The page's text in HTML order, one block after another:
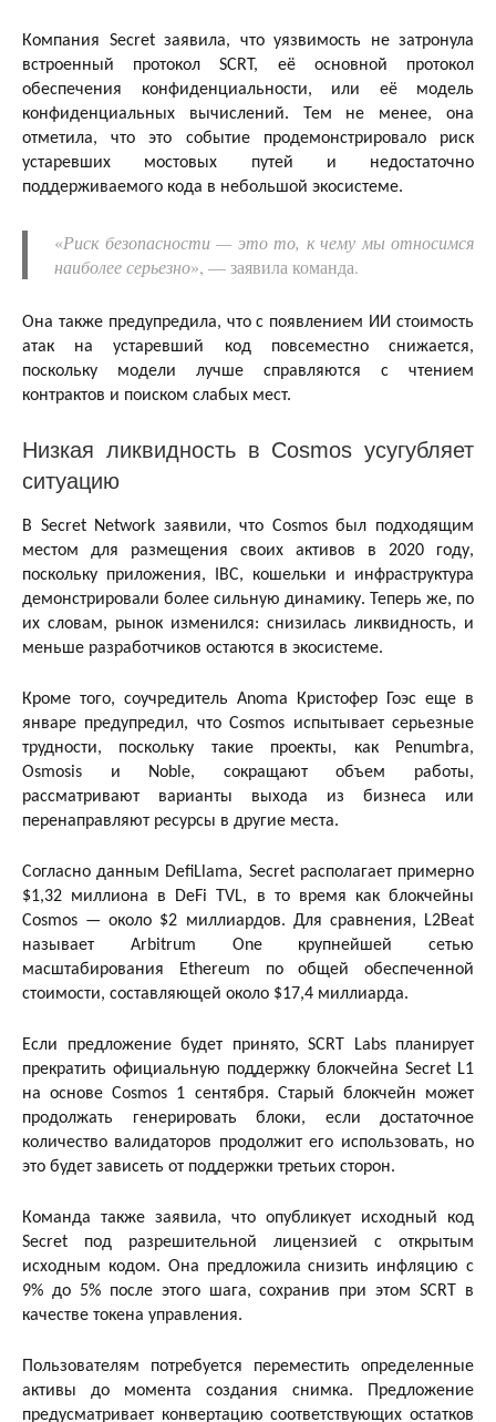
Компания Secret заявила, что уязвимость не затронула
встроенный протокол SCRT, её основной протокол
обеспечения конфиденциальности, или её модель
конфиденциальных вычислений. Тем не менее, она
отметила, что это событие продемонстрировало риск
устаревших мостовых путей и недостаточно
поддерживаемого кода в небольшой экосистеме.
«Риск безопасности — это то, к чему мы относимся
наиболее серьезно», — заявила команда.
Она также предупредила, что с появлением ИИ стоимость
атак на устаревший код повсеместно снижается,
поскольку модели лучше справляются с чтением
контрактов и поиском слабых мест.
Низкая ликвидность в Cosmos усугубляет
ситуацию
В Secret Network заявили, что Cosmos был подходящим
местом для размещения своих активов в 2020 году,
поскольку приложения, IBC, кошельки и инфраструктура
демонстрировали более сильную динамику. Теперь же, по
их словам, рынок изменился: снизилась ликвидность, и
меньше разработчиков остаются в экосистеме.
Кроме того, соучредитель Anoma Кристофер Гоэс еще в
январе предупредил, что Cosmos испытывает серьезные
трудности, поскольку такие проекты, как Penumbra,
Osmosis и Noble, сокращают объем работы,
рассматривают варианты выхода из бизнеса или
перенаправляют ресурсы в другие места.
Согласно данным DefiLlama, Secret располагает примерно
$1,32 миллиона в DeFi TVL, в то время как блокчейны
Cosmos — около $2 миллиардов. Для сравнения, L2Beat
называет Arbitrum One крупнейшей сетью
масштабирования Ethereum по общей обеспеченной
стоимости, составляющей около $17,4 миллиарда.
Если предложение будет принято, SCRT Labs планирует
прекратить официальную поддержку блокчейна Secret L1
на основе Cosmos 1 сентября. Старый блокчейн может
продолжать генерировать блоки, если достаточное
количество валидаторов продолжит его использовать, но
это будет зависеть от поддержки третьих сторон.
Команда также заявила, что опубликует исходный код
Secret под разрешительной лицензией с открытым
исходным кодом. Она предложила снизить инфляцию с
9% до 5% после этого шага, сохранив при этом SCRT в
качестве токена управления.
Пользователям потребуется переместить определенные
активы до момента создания снимка. Предложение
предусматривает конвертацию соответствующих остатков